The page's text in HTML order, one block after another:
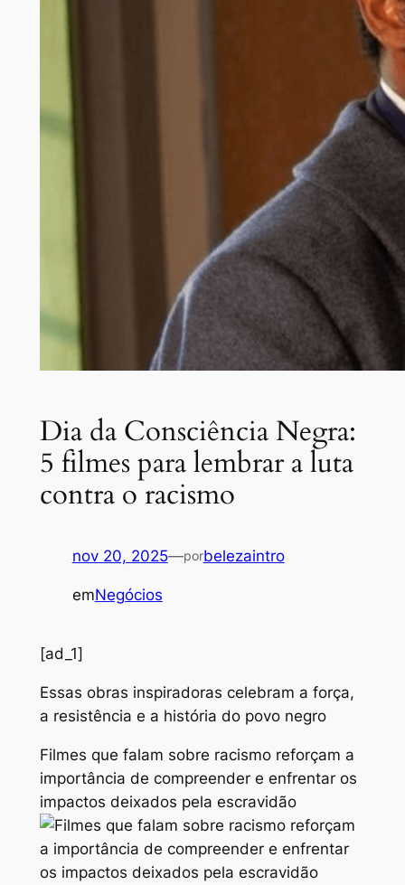
Dia da Consciência Negra:
5 filmes para lembrar a luta
contra o racismo
nov 20, 2025—porbelezaintro
emNegócios
[ad_1]
Essas obras inspiradoras celebram a força,
a resistência e a história do povo negro
Filmes que falam sobre racismo reforçam a
importância de compreender e enfrentar os
impactos deixados pela escravidão